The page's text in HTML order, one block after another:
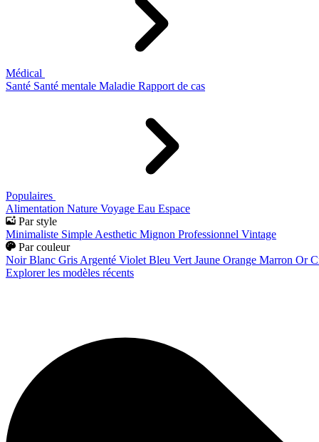
Médical
Santé Santé mentale Maladie Rapport de cas
Populaires
Alimentation Nature Voyage Eau Espace
Par style
Minimaliste Simple Aesthetic Mignon Professionnel Vintage
Par couleur
Noir Blanc Gris Argenté Violet Bleu Vert Jaune Orange Marron Or
Explorer les modèles récents